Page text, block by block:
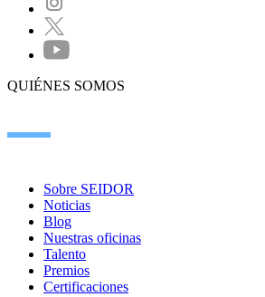
QUIÉNES SOMOS
Sobre SEIDOR
Noticias
Blog
Nuestras oficinas
Talento
Premios
Certificaciones